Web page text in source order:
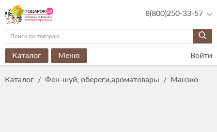
8(800)250-33-57
Каталог Меню Войти
Каталог / Фен-шуй, обереги,ароматовары / Манэко